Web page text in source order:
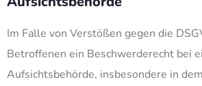
Im Falle von Verstößen gegen die
Betroffenen ein Beschwerderecht bei
Aufsichtsbehörde, insbesondere in